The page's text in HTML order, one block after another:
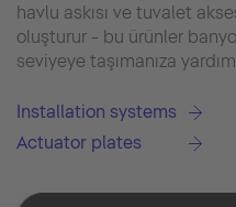
havlu askısı ve tuvalet
oluşturur - bu ürünler banyo
seviyeye taşımanıza
Installation systems
Actuator plates